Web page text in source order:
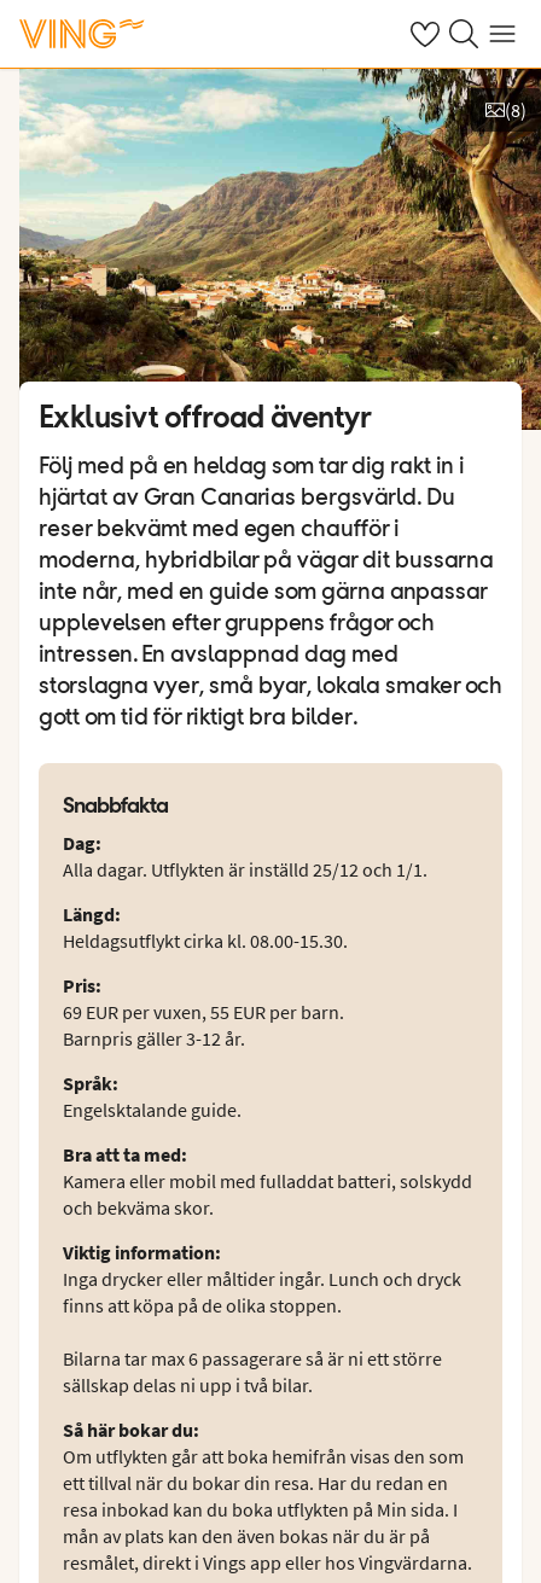
Se dinaSök på ving.se
Meny
Se bilder
(8)
Exklusivt offroad äventyr
Följ med på en heldag som tar dig rakt in i
hjärtat av Gran Canarias bergsvärld. Du
reser bekvämt med egen chaufför i
moderna, hybridbilar på vägar dit bussarna
inte når, med en guide som gärna anpassar
upplevelsen efter gruppens frågor och
intressen. En avslappnad dag med
storslagna vyer, små byar, lokala smaker och
gott om tid för riktigt bra bilder.
Snabbfakta
Dag:
Alla dagar. Utflykten är inställd 25/12 och 1/1.
Längd:
Heldagsutflykt cirka kl. 08.00-15.30.
Pris:
69 EUR per vuxen, 55 EUR per barn.
Barnpris gäller 3-12 år.
Språk:
Engelsktalande guide.
Bra att ta med:
Kamera eller mobil med fulladdat batteri, solskydd
och bekväma skor.
Viktig information:
Inga drycker eller måltider ingår. Lunch och dryck
finns att köpa på de olika stoppen.
Bilarna tar max 6 passagerare så är ni ett större
sällskap delas ni upp i två bilar.
Så här bokar du:
Om utflykten går att boka hemifrån visas den som
ett tillval när du bokar din resa. Har du redan en
resa inbokad kan du boka utflykten på Min sida. I
mån av plats kan den även bokas när du är på
resmålet, direkt i Vings app eller hos Vingvärdarna.